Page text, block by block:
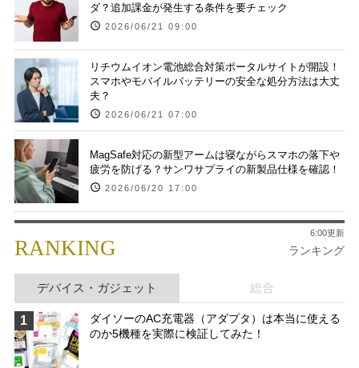
ダ？追加課金が発生する条件を要チェック
2026/06/21 09:00
リチウムイオン電池総合対策ポータルサイトが開設！
スマホやモバイルバッテリーの安全な処分方法は大丈
夫？
2026/06/21 07:00
MagSafe対応の新型アームは寝ながらスマホの落下や
疲労を防げる？サンワサプライの新製品仕様を確認！
2026/06/20 17:00
RANKING ランキング
6:00更新
デバイス・ガジェット 総合
1
ダイソーのAC充電器（アダプタ）は本当に使える
のか5機種を実際に検証してみた！